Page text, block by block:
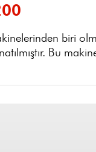
biri
Bu